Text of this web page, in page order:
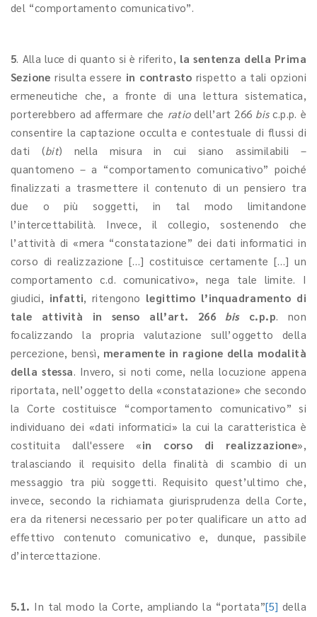
del “comportamento comunicativo”.
5. Alla luce di quanto si è riferito, la sentenza della Prima
Sezione risulta essere in contrasto rispetto a tali opzioni
ermeneutiche che, a fronte di una lettura sistematica,
porterebbero ad affermare che ratiodell’art 266 bisc.p.p. è
consentire la captazione occulta e contestuale di flussi di
dati (bit) nella misura in cui siano assimilabili –
quantomeno – a “comportamento comunicativo” poiché
finalizzati a trasmettere il contenuto di un pensiero tra
due o più soggetti, in tal modo limitandone
l’intercettabilità. Invece, il collegio, sostenendo che
l’attività di «mera “constatazione” dei dati informatici in
corso di realizzazione […] costituisce certamente […] un
comportamento c.d. comunicativo», nega tale limite. I
giudici, infatti, ritengono legittimo l’inquadramento di
tale attività in senso all’art. 266 bisc.p.p. non
focalizzando la propria valutazione sull’oggetto della
percezione, bensì, meramente in ragione della modalità
della stessa. Invero, si noti come, nella locuzione appena
riportata, nell’oggetto della «constatazione» che secondo
la Corte costituisce “comportamento comunicativo” si
individuano dei «dati informatici» la cui la caratteristica è
costituita dall'essere «in corso di realizzazione»,
tralasciando il requisito della finalità di scambio di un
messaggio tra più soggetti. Requisito quest’ultimo che,
invece, secondo la richiamata giurisprudenza della Corte,
era da ritenersi necessario per poter qualificare un atto ad
effettivo contenuto comunicativo e, dunque, passibile
d’intercettazione.
5.1. In tal modo la Corte, ampliando la “portata”[5] della